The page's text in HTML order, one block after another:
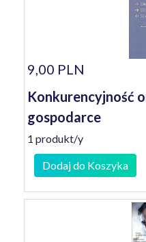
9,00 PLN
Konkurencyjność
gospodarce
1 produkt/y
Dodaj do Koszyka